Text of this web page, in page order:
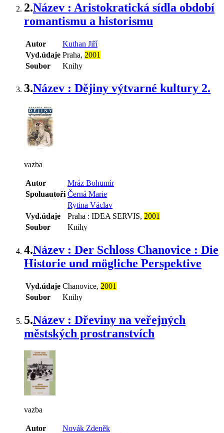
2.Název : Aristokratická sídla období
romantismu a historismu
Autor
Kuthan Jiří
Vyd.údaje Praha, 2001
Soubor
Knihy
3.Název : Dějiny výtvarné kultury 2.
vazba
Autor
Mráz Bohumír
Spoluautoři Černá Marie
Rytina Václav
Vyd.údaje
Praha : IDEA SERVIS, 2001
Soubor
Knihy
4.Název : Der Schloss Chanovice : Die
Historie und mögliche Perspektive
Vyd.údaje Chanovice, 2001
Soubor
Knihy
5.Název : Dřeviny na veřejných
městských prostranstvích
vazba
Autor
Novák Zdeněk